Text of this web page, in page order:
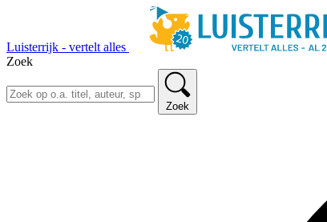
Luisterrijk - vertelt alles
Zoek
Zoek